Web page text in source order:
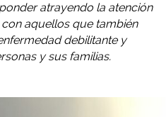
atrayendo la atención
aquellos que también
debilitante y
y sus familias.